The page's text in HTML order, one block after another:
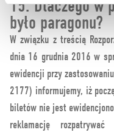
15. Dlaczego w
było paragonu?
W związku z treścią
dnia 16 grudnia 2016 w
ewidencji przy
2177) informujemy, iż
biletów nie jest
reklamację